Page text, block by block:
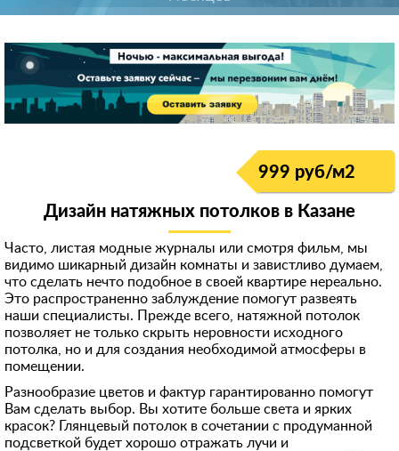
999 руб/м2
Дизайн натяжных потолков в Казанe
Часто, листая модные журналы или смотря фильм, мы
видимо шикарный дизайн комнаты и завистливо думаем,
что сделать нечто подобное в своей квартире нереально.
Это распространенно заблуждение помогут развеять
наши специалисты. Прежде всего, натяжной потолок
позволяет не только скрыть неровности исходного
потолка, но и для создания необходимой атмосферы в
помещении.
Разнообразие цветов и фактур гарантированно помогут
Вам сделать выбор. Вы хотите больше света и ярких
красок? Глянцевый потолок в сочетании с продуманной
подсветкой будет хорошо отражать лучи и